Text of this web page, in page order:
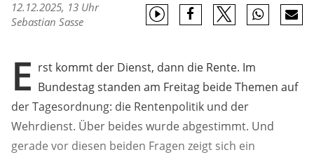
12.12.2025, 13 Uhr
Sebastian Sasse
E rst kommt der Dienst, dann die Rente. Im
Bundestag standen am Freitag beide Themen auf
der Tagesordnung: die Rentenpolitik und der
Wehrdienst. Über beides wurde abgestimmt. Und
gerade vor diesen beiden Fragen zeigt sich ein